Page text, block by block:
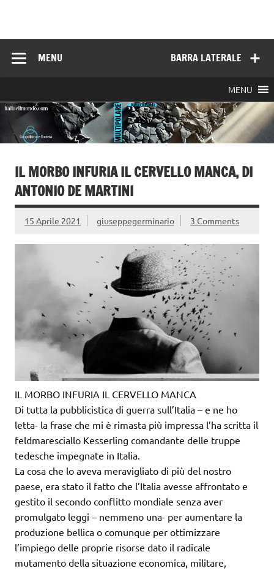
BARRA LATERALE
MENU
MENU
IL MORBO INFURIA IL CERVELLO MANCA, DI
ANTONIO DE MARTINI
15 Aprile 2021 giuseppegerminario 3 Comments
IL MORBO INFURIA IL CERVELLO MANCA
Di tutta la pubblicistica di guerra sull’Italia – e ne ho
letta- la frase che mi è rimasta più impressa l’ha scritta il
feldmaresciallo Kesserling comandante delle truppe
tedesche impegnate in Italia.
La cosa che lo aveva meravigliato di più del nostro
paese, era stato il fatto che l’Italia avesse affrontato e
gestito il secondo conflitto mondiale senza aver
promulgato leggi – nemmeno una- per aumentare la
produzione bellica o comunque per ottimizzare
l’impiego delle proprie risorse dato il radicale
mutamento della situazione economica, militare,